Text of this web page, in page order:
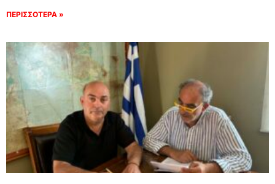
ΠΕΡΙΣΣΟΤΕΡΑ »